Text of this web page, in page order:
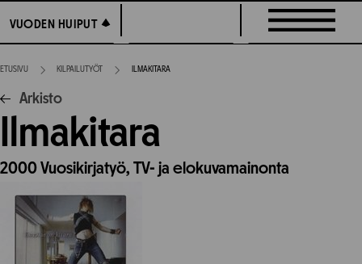
suoraan
sisältöön
VUODEN HUIPUT
VUODEN HUIPUT
ETUSIVU KILPAILUTYÖT ILMAKITARA
Arkisto
Ilmakitara
2000Vuosikirjatyö, TV- ja elokuvamainonta